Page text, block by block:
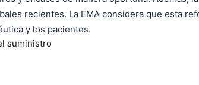
recientes. La EMA considera que esta
y los pacientes.
suministro